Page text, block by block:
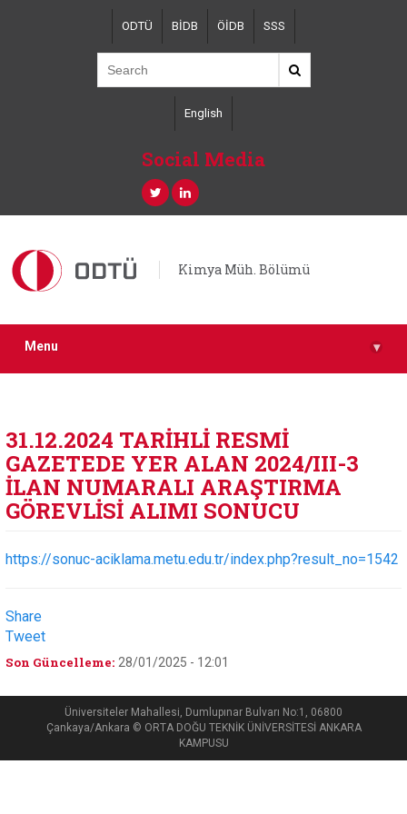
ODTÜ BİDB ÖİDB SSS
English
Social Media
Kimya Müh. Bölümü
Menu ▾
31.12.2024 TARİHLİ RESMİ
GAZETEDE YER ALAN 2024/III-3
İLAN NUMARALI ARAŞTIRMA
GÖREVLİSİ ALIMI SONUCU
https://sonuc-aciklama.metu.edu.tr/index.php?result_no=1542
Share
Tweet
Son Güncelleme: 28/01/2025 - 12:01
Üniversiteler Mahallesi, Dumlupınar Bulvarı No:1, 06800
Çankaya/Ankara © ORTA DOĞU TEKNİK ÜNİVERSİTESİ ANKARA
KAMPUSU